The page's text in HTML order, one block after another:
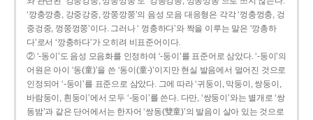
‘깡충깡충, 강중강중, 깡쭝깡쭝’의 음성 모음 대응형은 각각 ‘껑충껑충, 겅
중겅중, 껑쭝껑쭝’이다. 그러나 ‘ 껑충하다’와 짝을 이루는 말은 ‘깡총하
다’로서 ‘깡충하다’가 오히려 비표준어이다.
② ‘-동이’도 음성 모음화를 인정하여 ‘-둥이’를 표준어로 삼았다. ‘-둥이’의
어원은 아이 ‘동(童)’을 쓴 ‘동이(童-)’이지만 현실 발음에서 멀어진 것으로
인정되어 ‘-둥이’를 표준으로 삼았다. 그에 따라 ‘귀둥이, 막둥이, 쌍둥이,
바람둥이, 흰둥이’에서 모두 ‘-둥이’를 쓴다. 다만, ‘쌍둥이’와는 별개로 ‘쌍
동밤’과 같은 단어에서는 한자어 ‘쌍동(雙童)’의 발음이 살아 있는 것으로